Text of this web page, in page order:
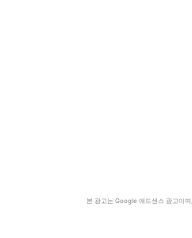
본 광고는 Google 애드센스 광고이